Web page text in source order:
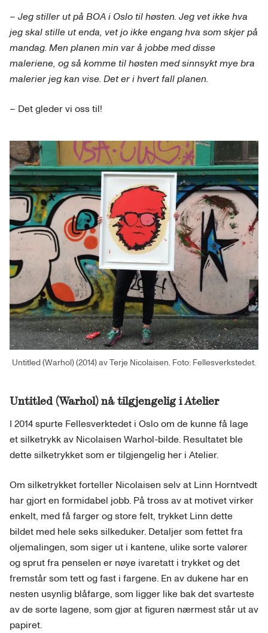
– Jeg stiller ut på BOA i Oslo til høsten. Jeg vet ikke hva
jeg skal stille ut enda, vet jo ikke engang hva som skjer på
mandag. Men planen min var å jobbe med disse
maleriene, og så komme til høsten med sinnsykt mye bra
malerier jeg kan vise. Det er i hvert fall planen.
– Det gleder vi oss til!
Untitled (Warhol) (2014) av Terje Nicolaisen. Foto: Fellesverkstedet.
Untitled (Warhol) nå tilgjengelig i Atelier
I 2014 spurte Fellesverktedet i Oslo om de kunne få lage
et silketrykk av Nicolaisen Warhol-bilde. Resultatet ble
dette silketrykket som er tilgjengelig her i Atelier.
Om silketrykket forteller Nicolaisen selv at Linn Horntvedt
har gjort en formidabel jobb. På tross av at motivet virker
enkelt, med få farger og store felt, trykket Linn dette
bildet med hele seks silkeduker. Detaljer som fettet fra
oljemalingen, som siger ut i kantene, ulike sorte valører
og sprut fra penselen er nøye ivaretatt i trykket og det
fremstår som tett og fast i fargene. En av dukene har en
nesten usynlig blåfarge, som ligger like bak det svarteste
av de sorte lagene, som gjør at figuren nærmest står ut av
papiret.